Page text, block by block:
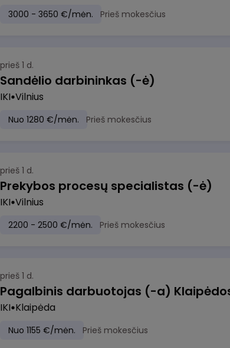
3000 - 3650 €/mėn. Prieš mokesčius
prieš 1 d.
Sandėlio darbininkas (-ė)
IKI Vilnius
Nuo 1280 €/mėn. Prieš mokesčius
prieš 1 d.
Prekybos procesų specialistas (-ė)
IKI Vilnius
2200 - 2500 €/mėn. Prieš mokesčius
prieš 1 d.
IKI Klaipėda
Nuo 1155 €/mėn. Prieš mokesčius